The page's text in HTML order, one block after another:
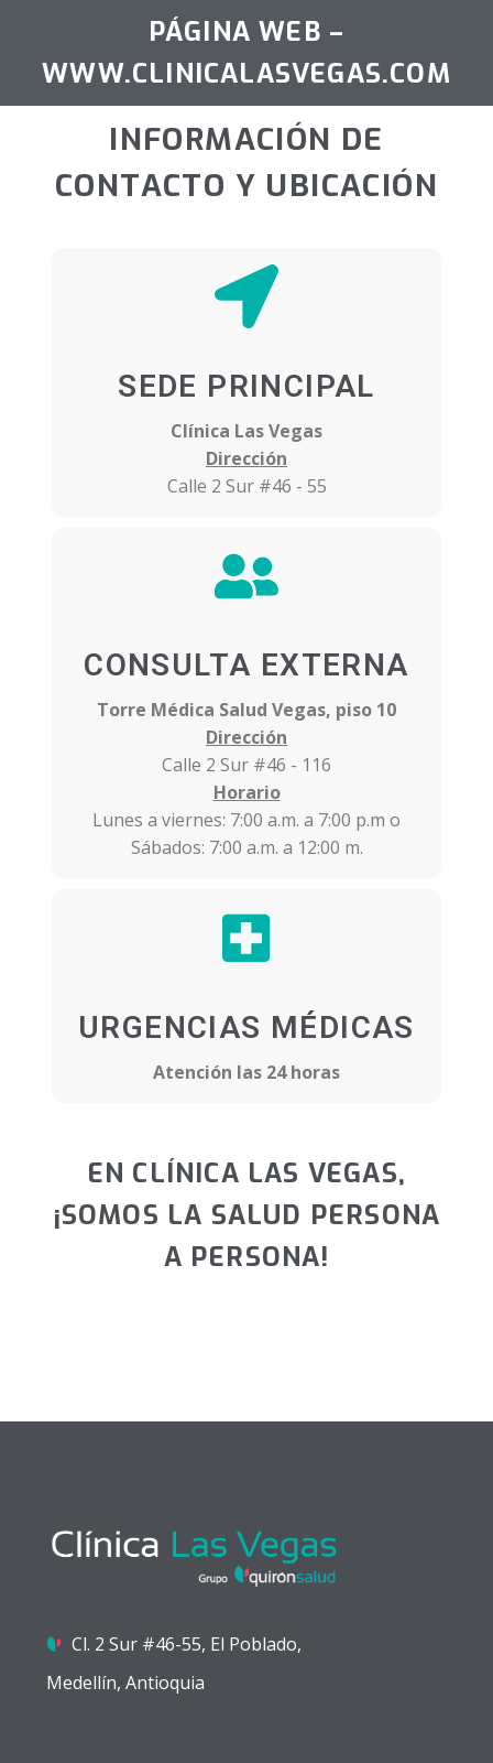
PÁGINA WEB –
WWW.CLINICALASVEGAS.COM
INFORMACIÓN DE
CONTACTO Y UBICACIÓN
SEDE PRINCIPAL
Clínica Las Vegas
Dirección
Calle 2 Sur #46 - 55
CONSULTA EXTERNA
Torre Médica Salud Vegas, piso 10
Dirección
Calle 2 Sur #46 - 116
Horario
Lunes a viernes: 7:00 a.m. a 7:00 p.m o
Sábados: 7:00 a.m. a 12:00 m.
URGENCIAS MÉDICAS
Atención las 24 horas
EN CLÍNICA LAS VEGAS,
¡SOMOS LA SALUD PERSONA
A PERSONA!
Cl. 2 Sur #46-55, El Poblado,
Medellín, Antioquia